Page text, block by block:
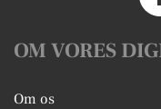
OM VORES
Om os